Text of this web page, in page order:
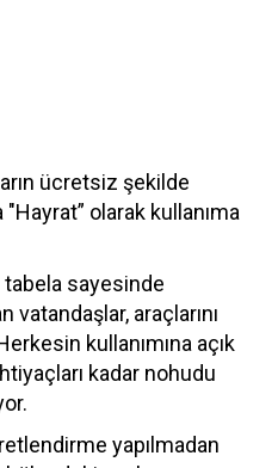
ücretsiz şekilde
olarak kullanıma
tabela sayesinde
vatandaşlar, araçlarını
kullanımına açık
kadar nohudu
yapılmadan